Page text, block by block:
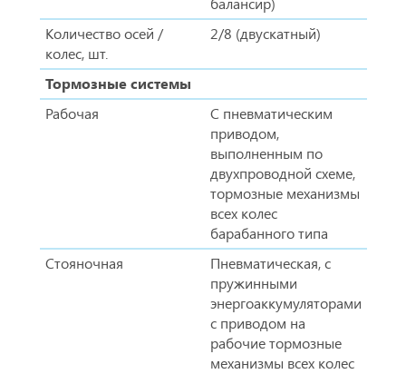
Количество осей /
колес, шт.
2/8 (двускатный)
Тормозные системы
Рабочая
С пневматическим
приводом,
выполненным по
двухпроводной схеме,
тормозные механизмы
всех колес
барабанного типа
Стояночная
Пневматическая, с
пружинными
энергоаккумуляторами
с приводом на
рабочие тормозные
механизмы всех колес